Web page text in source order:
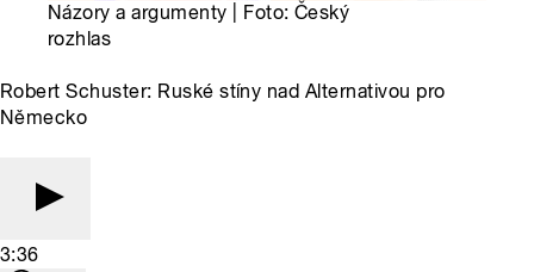
Názory a argumenty | Foto: Český
rozhlas
Robert Schuster: Ruské stíny nad Alternativou pro
Německo
3:36